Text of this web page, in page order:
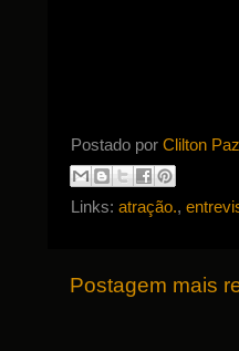
Postado por Clilton Paz
Links: atração.,
Postagem mais